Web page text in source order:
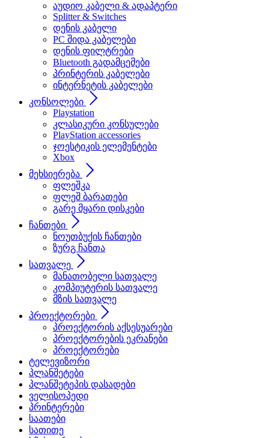
აუდიო კაბელი & ადაპტერი
Splitter & Switches
დენის კაბელი
PC შიდა კაბელები
დენის ფილტრები
Bluetooth გადამცემები
პრინტერის კაბელები
ინტერნეტის კაბელები
კონსოლები
Playstation
კლასიკური კონსულები
PlayStation accessories
ჯოესტიკის ელემენტები
Xbox
მეხსიერება
ფლეშკა
ფლეშ ბარათები
გარე მყარი დისკები
ჩანთები
ნოუთბუქის ჩანთები
ზურგ ჩანთა
სათვალე
მანათობელი სათვალე
კომპიუტერის სათვალე
მზის სათვალე
პროექტორები
პროექტორის აქსესუარები
პროექტორების ეკრანები
პროექტორები
ტელევიზორი
პლანშეტები
პლანშეტეპის დასადები
ველისოპედი
პრინტერები
საათები
სათითე